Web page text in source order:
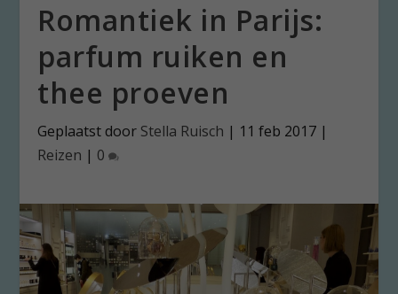
Romantiek in Parijs:
parfum ruiken en
thee proeven
Geplaatst door Stella Ruisch | 11 feb 2017 |
Reizen | 0